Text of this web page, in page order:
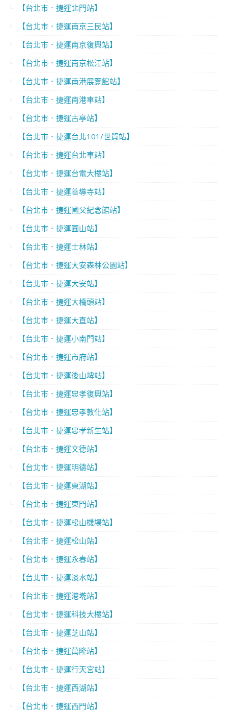
【台北市．捷運北門站】
【台北市．捷運南京三民站】
【台北市．捷運南京復興站】
【台北市．捷運南京松江站】
【台北市．捷運南港展覽館站】
【台北市．捷運南港車站】
【台北市．捷運古亭站】
【台北市．捷運台北101/世貿站】
【台北市．捷運台北車站】
【台北市．捷運台電大樓站】
【台北市．捷運善導寺站】
【台北市．捷運國父紀念館站】
【台北市．捷運圓山站】
【台北市．捷運士林站】
【台北市．捷運大安森林公園站】
【台北市．捷運大安站】
【台北市．捷運大橋頭站】
【台北市．捷運大直站】
【台北市．捷運小南門站】
【台北市．捷運市府站】
【台北市．捷運後山埤站】
【台北市．捷運忠孝復興站】
【台北市．捷運忠孝敦化站】
【台北市．捷運忠孝新生站】
【台北市．捷運文德站】
【台北市．捷運明德站】
【台北市．捷運東湖站】
【台北市．捷運東門站】
【台北市．捷運松山機場站】
【台北市．捷運松山站】
【台北市．捷運永春站】
【台北市．捷運淡水站】
【台北市．捷運港墘站】
【台北市．捷運科技大樓站】
【台北市．捷運芝山站】
【台北市．捷運萬隆站】
【台北市．捷運行天宮站】
【台北市．捷運西湖站】
【台北市．捷運西門站】